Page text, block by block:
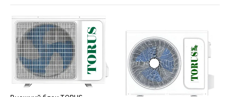
Внешний блок TORUS
AMSN14/2AI
68000р.